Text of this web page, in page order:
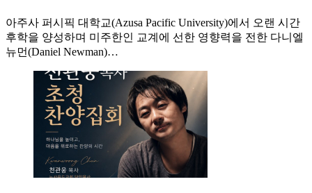
아주사 퍼시픽 대학교(Azusa Pacific University)에서 오랜 시간
후학을 양성하며 미주한인 교계에 선한 영향력을 전한 다니엘
뉴먼(Daniel Newman)…